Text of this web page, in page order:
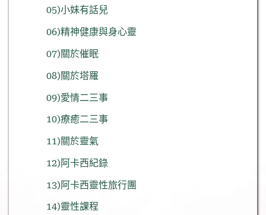
05)小妹有話兒
06)精神健康與身心靈
07)關於催眠
08)關於塔羅
09)愛情二三事
10)療癒二三事
11)關於靈氣
12)阿卡西紀錄
13)阿卡西靈性旅行團
14)靈性課程